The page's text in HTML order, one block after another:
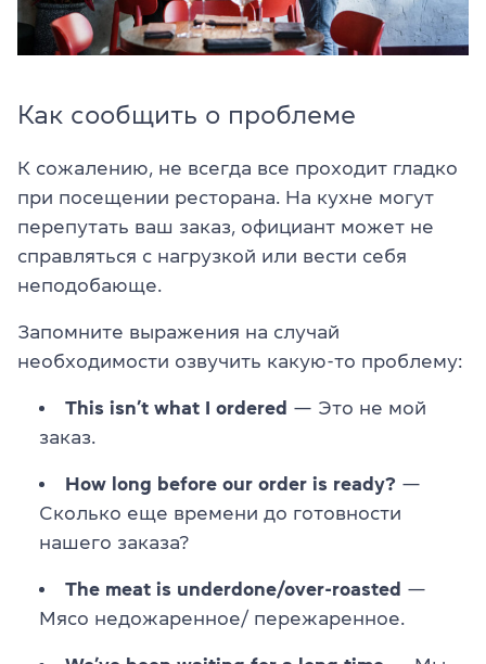
Как сообщить о проблеме
К сожалению, не всегда все проходит гладко
при посещении ресторана. На кухне могут
перепутать ваш заказ, официант может не
справляться с нагрузкой или вести себя
неподобающе.
Запомните выражения на случай
необходимости озвучить какую-то проблему:
This isn’t what I ordered — Это не мой
заказ.
How long before our order is ready? —
Сколько еще времени до готовности
нашего заказа?
The meat is underdone/over-roasted —
Мясо недожаренное/ пережаренное.